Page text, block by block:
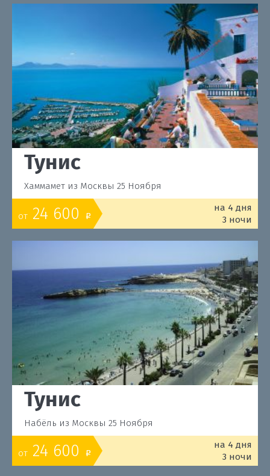
Тунис
Хаммамет из Москвы 25 Ноября
от 24 600 o
на 4 дня
3 ночи
Тунис
Набёль из Москвы 25 Ноября
от 24 600 o
на 4 дня
3 ночи